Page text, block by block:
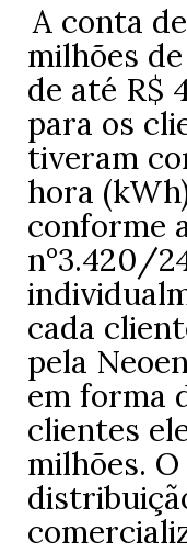
A conta
milhões
de até R$
para os
tiveram
hora
conforme
n°3.420/
cada
pela
em forma
clientes
milhões.